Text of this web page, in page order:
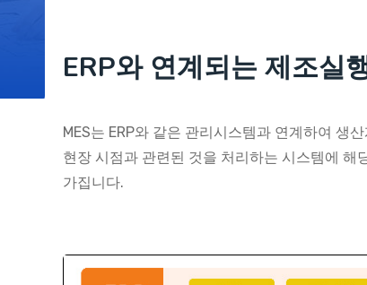
ERP와 연계되는 제조실
MES는 ERP와 같은 관리시스템과 연계하여 생
현장 시점과 관련된 것을 처리하는 시스템에
가집니다.